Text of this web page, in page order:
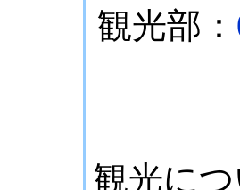
観光部：
観光に